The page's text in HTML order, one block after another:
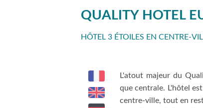
QUALITY HOTEL
HÔTEL 3 ÉTOILES EN CENTRE-
L'atout majeur du
que centrale. L'hôtel
centre-ville, tout en